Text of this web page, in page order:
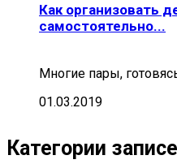
Как организовать
самостоятельно...
Многие пары,
01.03.2019
Категории